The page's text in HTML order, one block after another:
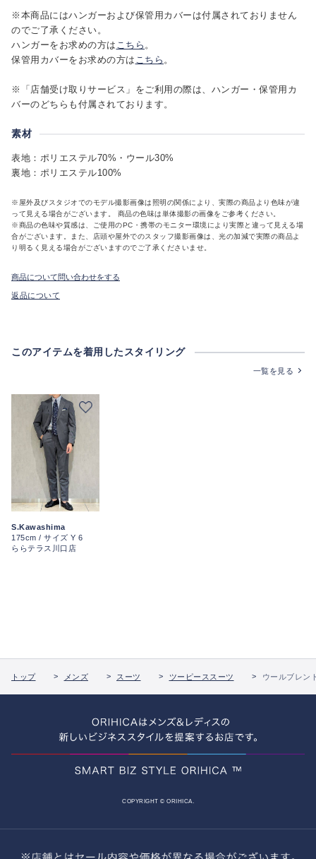
※本商品にはハンガーおよび保管用カバーは付属されておりません
のでご了承ください。
ハンガーをお求めの方は こちら 。
保管用カバーをお求めの方は こちら 。
※「店舗受け取りサービス」をご利用の際は、ハンガー・保管用カ
バーのどちらも付属されております。
素材
表地：ポリエステル70%・ウール30%
裏地：ポリエステル100%
※屋外及びスタジオでのモデル撮影画像は照明の関係により、実際の商品より色味が違
って見える場合がございます。 商品の色味は単体撮影の画像をご参考ください。
※商品の色味や質感は、ご使用のPC・携帯のモニター環境により実際と違って見える場
合がございます。また、店頭や屋外でのスタッフ撮影画像は、光の加減で実際の商品よ
り明るく見える場合がございますのでご了承くださいませ。
商品について問い合わせをする
返品について
このアイテムを着用したスタイリング
一覧を見る
S.Kawashima
175cm / サイズ Y 6
ららテラス川口店
トップ メンズ スーツ ツーピーススーツ ウールブレン
COPYRIGHT © ORIHICA.